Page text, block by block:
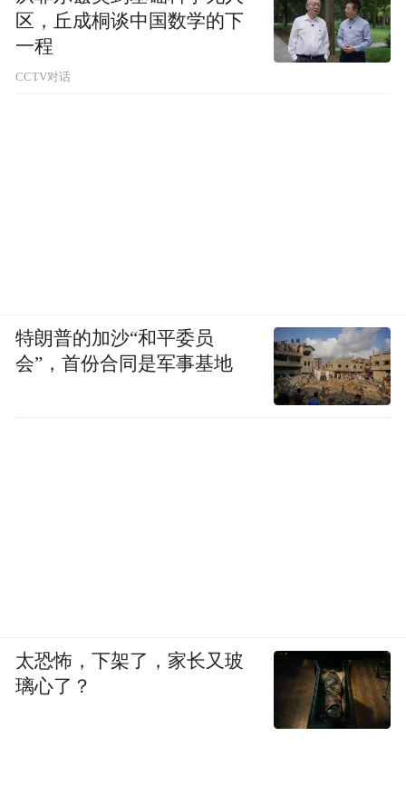
区，丘成桐谈中国数学的下
一程
CCTV对话
特朗普的加沙“和平委员
会”，首份合同是军事基地
太恐怖，下架了，家长又玻
璃心了？